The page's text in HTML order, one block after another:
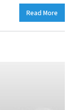
Read More